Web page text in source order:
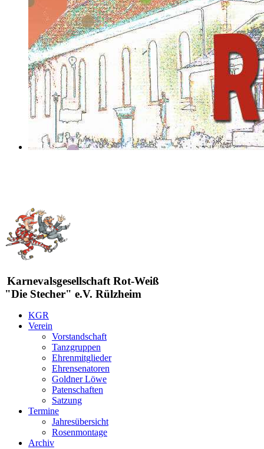
Karnevalsgesellschaft Rot-Weiß
"Die Stecher" e.V. Rülzheim
KGR
Verein
Vorstandschaft
Tanzgruppen
Ehrenmitglieder
Ehrensenatoren
Goldner Löwe
Patenschaften
Satzung
Termine
Jahresübersicht
Rosenmontage
Archiv